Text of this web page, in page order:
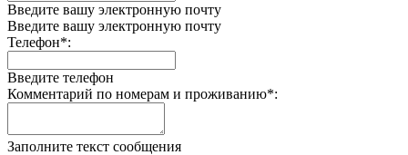
Введите вашу электронную почту
Введите вашу электронную почту
Телефон*:
Введите телефон
Комментарий по номерам и проживанию*:
Заполните текст сообщения